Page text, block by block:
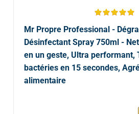
Mr Propre Professional -
Désinfectant Spray 750ml -
en un geste, Ultra performant,
bactéries en 15 secondes,
alimentaire